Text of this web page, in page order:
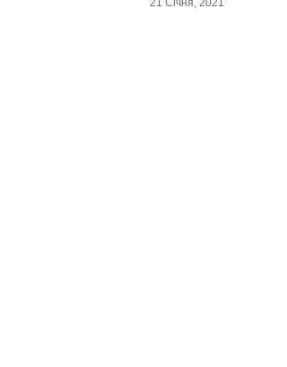
21 Січня, 2021